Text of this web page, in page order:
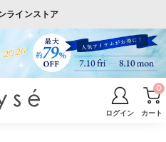
ラインストア
ログイン カート
0